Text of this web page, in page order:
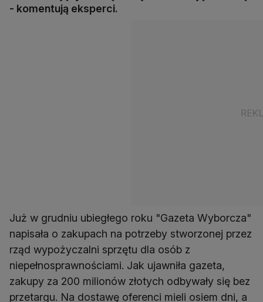
- komentują eksperci.
Już w grudniu ubiegłego roku "Gazeta Wyborcza"
napisała o zakupach na potrzeby stworzonej przez
rząd wypożyczalni sprzętu dla osób z
niepełnosprawnościami. Jak ujawniła gazeta,
zakupy za 200 milionów złotych odbywały się bez
przetargu. Na dostawę oferenci mieli osiem dni, a